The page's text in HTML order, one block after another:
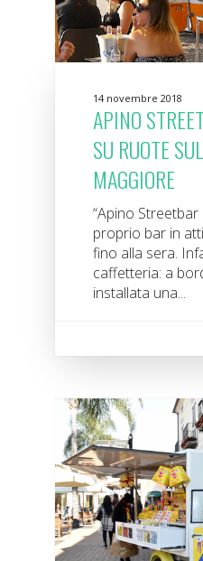
14 novembre 2018
APINO
SU RUOTE
MAGGIORE
“Apino
proprio bar in
fino alla sera.
caffetteria: a
installata una...